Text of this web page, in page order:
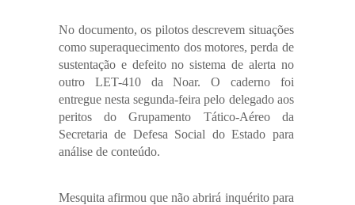
No documento, os pilotos descrevem situações
como superaquecimento dos motores, perda de
sustentação e defeito no sistema de alerta no
outro LET-410 da Noar. O caderno foi
entregue nesta segunda-feira pelo delegado aos
peritos do Grupamento Tático-Aéreo da
Secretaria de Defesa Social do Estado para
análise de conteúdo.
Mesquita afirmou que não abrirá inquérito para